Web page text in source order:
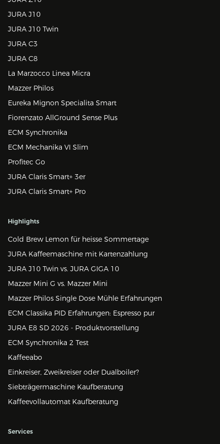
JURA J10
JURA J10 Twin
JURA C3
JURA C8
La Marzocco Linea Micra
Mazzer Philos
Eureka Mignon Specialita Smart
Fiorenzato AllGround Sense Plus
ECM Synchronika
ECM Mechanika VI Slim
Profitec Go
JURA Claris Smart+ 3er
JURA Claris Smart+ Pro
Highlights
Cold Brew Lemon für heisse Sommertage
JURA Kaffeemaschine mit Kartenzahlung
JURA J10 Twin vs. JURA GIGA 10
Mazzer Mini G vs. Mazzer Mini
Mazzer Philos Single Dose Mühle Erfahrungen
ECM Classika PID Erfahrungen: Espresso pur
JURA E8 SD 2026 - Produktvorstellung
ECM Synchronika 2 Test
Kaffeeabo
Einkreiser, Zweikreiser oder Dualboiler?
Siebträgermaschine Kaufberatung
Kaffeevollautomat Kaufberatung
Services